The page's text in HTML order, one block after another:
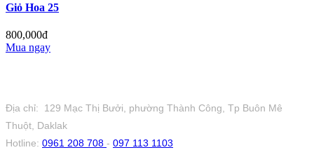
Giỏ Hoa 25
800,000đ
Mua ngay
Địa chỉ: 129 Mạc Thị Bưởi, phường Thành Công, Tp Buôn Mê
Thuột, Daklak
Hotline: 0961 208 708 - 097 113 1103